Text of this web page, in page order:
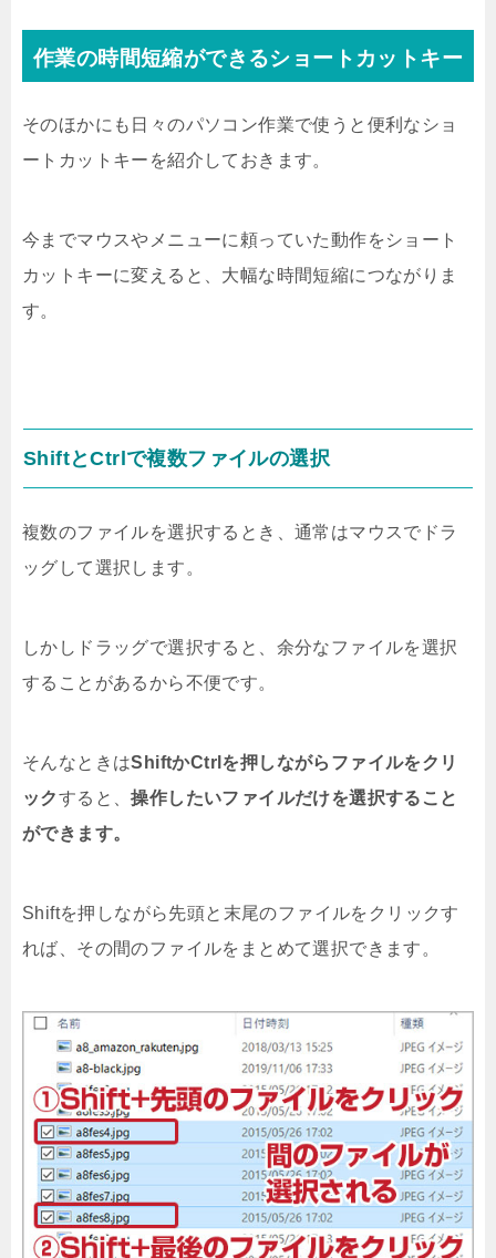
作業の時間短縮ができるショートカットキー
そのほかにも日々のパソコン作業で使うと便利なショ
ートカットキーを紹介しておきます。
今までマウスやメニューに頼っていた動作をショート
カットキーに変えると、大幅な時間短縮につながりま
す。
ShiftとCtrlで複数ファイルの選択
複数のファイルを選択するとき、通常はマウスでドラ
ッグして選択します。
しかしドラッグで選択すると、余分なファイルを選択
することがあるから不便です。
そんなときはShiftかCtrlを押しながらファイルをクリ
ックすると、操作したいファイルだけを選択すること
ができます。
Shiftを押しながら先頭と末尾のファイルをクリックす
れば、その間のファイルをまとめて選択できます。